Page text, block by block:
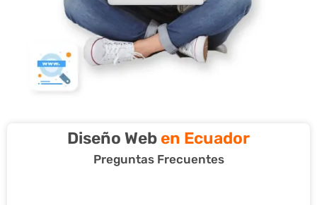
Diseño Web en Ecuador
Preguntas Frecuentes